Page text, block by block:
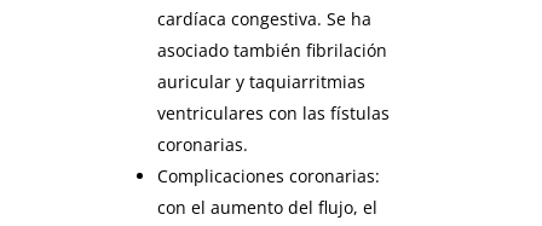
cardíaca congestiva. Se ha
asociado también fibrilación
auricular y taquiarritmias
ventriculares con las fístulas
coronarias.
Complicaciones coronarias:
con el aumento del flujo, el